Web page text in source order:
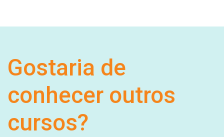
Gostaria de
conhecer outros
cursos?